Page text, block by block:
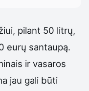
pilant 50 litrų,
eurų santaupą.
ir vasaros
jau gali būti